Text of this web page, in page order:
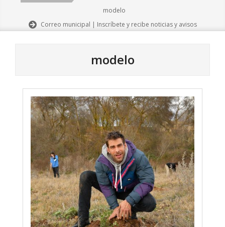
modelo
Correo municipal | Inscríbete y recibe noticias y avisos
modelo